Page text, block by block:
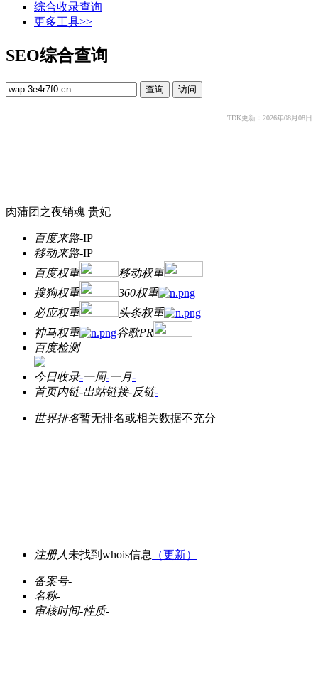
综合收录查询
更多工具>>
SEO综合查询
TDK更新：2026年08月08日
肉蒲团之夜销魂 贵妃
百度来路-IP
移动来路-IP
百度权重
移动权重
搜狗权重
360权重
必应权重
头条权重
神马权重
谷歌PR
百度检测
今日收录-一周-一月-
首页内链-出站链接-反链-
世界排名暂无排名或相关数据不充分
注册人 未找到whois信息 （更新）
备案号-
名称-
审核时间-性质-